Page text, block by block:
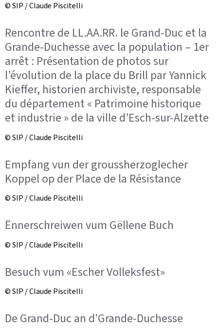
© SIP / Claude Piscitelli
Rencontre de LL.AA.RR. le Grand-Duc et la
Grande-Duchesse avec la population – 1er
arrêt : Présentation de photos sur
l’évolution de la place du Brill par Yannick
Kieffer, historien archiviste, responsable
du département « Patrimoine historique
et industrie » de la ville d’Esch-sur-Alzette
© SIP / Claude Piscitelli
Empfang vun der groussherzoglecher
Koppel op der Place de la Résistance
© SIP / Claude Piscitelli
Ënnerschreiwen vum Gëllene Buch
© SIP / Claude Piscitelli
Besuch vum «Escher Volleksfest»
© SIP / Claude Piscitelli
De Grand-Duc an d'Grande-Duchesse